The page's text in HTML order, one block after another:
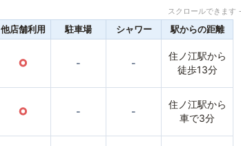
スクロールできます
他店舗利用 駐車場 シャワー 駅からの距離
○ - -
住ノ江駅から
徒歩13分
○ - -
住ノ江駅から
車で3分